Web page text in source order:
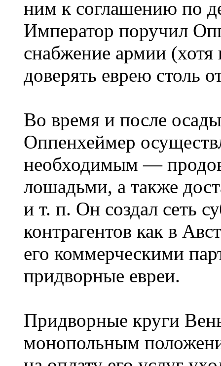
ним к соглашению по
Император поручил
снабжение армии (хотя
доверять еврею столь
Во время и после
Оппенхеймер
необходимым —
лошадьми, а также
и т. п. Он создал сеть
контрагентов как в
его коммерческими
придворные евреи.
Придворные круги
монопольным